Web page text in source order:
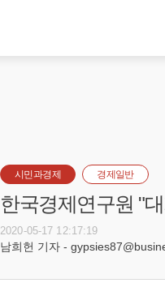
시민과경제 경제일반
한국경제연구원 "
2020-05-17 12:17:19
남희헌 기자 -